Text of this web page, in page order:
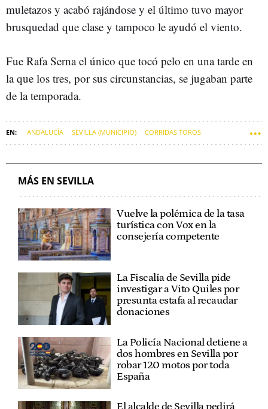
muletazos y acabó rajándose y el último tuvo mayor
brusquedad que clase y tampoco le ayudó el viento.
Fue Rafa Serna el único que tocó pelo en una tarde en
la que los tres, por sus circunstancias, se jugaban parte
de la temporada.
ANDALUCÍA SEVILLA (MUNICIPIO) CORRIDAS TOROS
MÁS EN SEVILLA
Vuelve la polémica de la tasa
turística con Vox en la
consejería competente
La Fiscalía de Sevilla pide
investigar a Vito Quiles por
presunta estafa al recaudar
donaciones
La Policía Nacional detiene a
dos hombres en Sevilla por
robar 120 motos por toda
España
El alcalde de Sevilla pedirá